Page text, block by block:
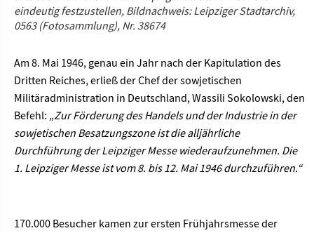
eindeutig festzustellen, Bildnachweis: Leipziger Stadtarchiv,
0563 (Fotosammlung), Nr. 38674
Am 8. Mai 1946, genau ein Jahr nach der Kapitulation des
Dritten Reiches, erließ der Chef der sowjetischen
Militäradministration in Deutschland, Wassili Sokolowski, den
Befehl: „Zur Förderung des Handels und der Industrie in der
sowjetischen Besatzungszone ist die alljährliche
Durchführung der Leipziger Messe wiederaufzunehmen. Die
1. Leipziger Messe ist vom 8. bis 12. Mai 1946 durchzuführen.“
170.000 Besucher kamen zur ersten Frühjahrsmesse der